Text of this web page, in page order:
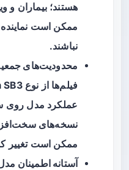
هستند؛ بیماران و
ممکن است
نباشند.
محدودیت‌های
عملکرد مدل روی
نسخه‌های
ممکن است تغییر
آستانه اطمینان